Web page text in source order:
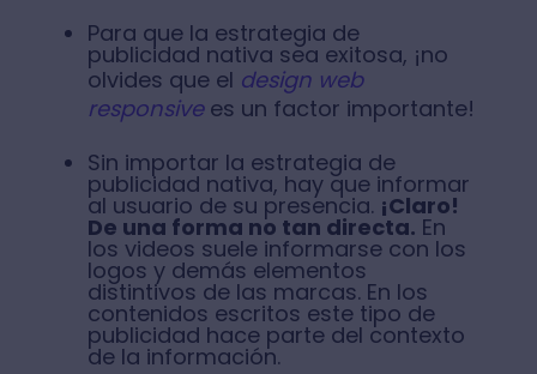
Para que la estrategia de
publicidad nativa sea exitosa, ¡no
olvides que el design web
responsivees un factor importante!
Sin importar la estrategia de
publicidad nativa, hay que informar
al usuario de su presencia. ¡Claro!
De una forma no tan directa. En
los videos suele informarse con los
logos y demás elementos
distintivos de las marcas. En los
contenidos escritos este tipo de
publicidad hace parte del contexto
de la información.